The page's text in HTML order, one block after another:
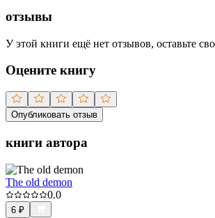
отзывы
У этой книги ещё нет отзывов, оставьте
Оцените книгу
Опубликовать отзыв
книги автора
The old demon
0.0
6 ₽